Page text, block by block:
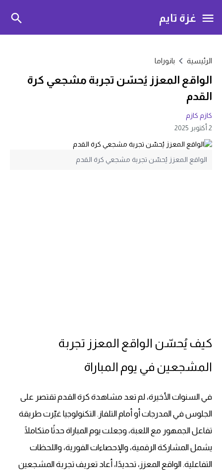
غزة تايم
الرئيسية بانوراما
الواقع المعزز يُحسّن تجربة مشجعي كرة
القدم
كازم كازم
2 أكتوبر 2025
الواقع المعزز يُحسّن تجربة مشجعي كرة القدم
كيف يُحسّن الواقع المعزز تجربة
المشجعين في يوم المباراة
في السنوات الأخيرة، لم تعد مشاهدة كرة القدم تقتصر على
الجلوس في المدرجات أو أمام التلفاز. التكنولوجيا غيّرت طريقة
تفاعل الجمهور مع اللعبة، وجعلت يوم المباراة حدثًا متكاملًا
يشمل المشاركة الرقمية، والإحصاءات الفورية، واللحظات
التفاعلية. الواقع المعزز، تحديدًا، أعاد تعريف تجربة المشجعين